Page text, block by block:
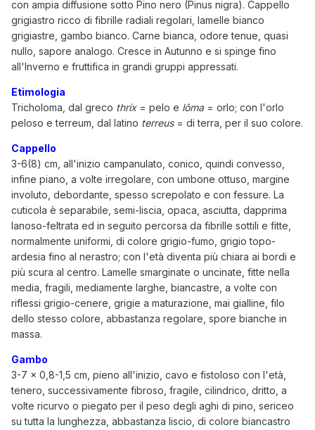
con ampia diffusione sotto Pino nero (Pinus nigra). Cappello
grigiastro ricco di fibrille radiali regolari, lamelle bianco
grigiastre, gambo bianco. Carne bianca, odore tenue, quasi
nullo, sapore analogo. Cresce in Autunno e si spinge fino
all'Inverno e fruttifica in grandi gruppi appressati.
Etimologia
Tricholoma, dal greco thríx = pelo e lôma = orlo; con l'orlo
peloso e terreum, dal latino terreus = di terra, per il suo colore.
Cappello
3-6(8) cm, all'inizio campanulato, conico, quindi convesso,
infine piano, a volte irregolare, con umbone ottuso, margine
involuto, debordante, spesso screpolato e con fessure. La
cuticola è separabile, semi-liscia, opaca, asciutta, dapprima
lanoso-feltrata ed in seguito percorsa da fibrille sottili e fitte,
normalmente uniformi, di colore grigio-fumo, grigio topo-
ardesia fino al nerastro; con l'età diventa più chiara ai bordi e
più scura al centro. Lamelle smarginate o uncinate, fitte nella
media, fragili, mediamente larghe, biancastre, a volte con
riflessi grigio-cenere, grigie a maturazione, mai gialline, filo
dello stesso colore, abbastanza regolare, spore bianche in
massa.
Gambo
3-7 × 0,8-1,5 cm, pieno all'inizio, cavo e fistoloso con l'età,
tenero, successivamente fibroso, fragile, cilindrico, dritto, a
volte ricurvo o piegato per il peso degli aghi di pino, sericeo
su tutta la lunghezza, abbastanza liscio, di colore biancastro